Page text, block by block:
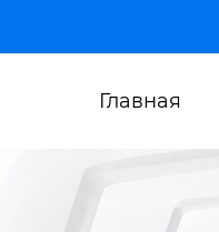
Главная